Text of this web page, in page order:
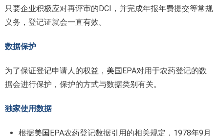
只要企业积极应对再评审的DCI，并完成年报年费提交等常规
义务，登记证就会一直有效。
数据保护
为了保证登记申请人的权益， 美国EPA对用于农药登记的数
据会进行保护，保护的方式与数据类别有关。
独家使用数据
根据美国EPA农药登记数据引用的相关规定，1978年9月